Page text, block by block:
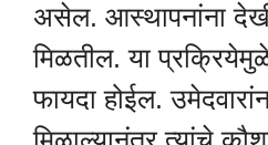
असेल. आस्थापनांना
मिळतील. या प्रक्रियेमुळे
फायदा होईल.